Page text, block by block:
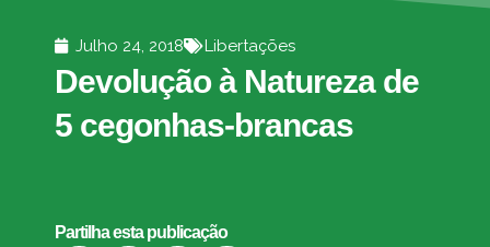
Julho 24, 2018 Libertações
Devolução à Natureza de
5 cegonhas-brancas
Partilha esta publicação